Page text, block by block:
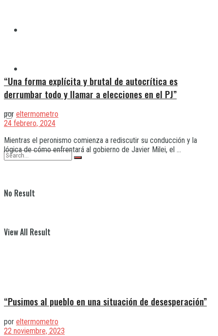
No Result
View All Result
“Una forma explícita y brutal de autocrítica es
derrumbar todo y llamar a elecciones en el PJ”
por eltermometro
24 febrero, 2024
Mientras el peronismo comienza a rediscutir su conducción y la
lógica de cómo enfrentará al gobierno de Javier Milei, el ...
“Pusimos al pueblo en una situación de desesperación”
por eltermometro
22 noviembre, 2023